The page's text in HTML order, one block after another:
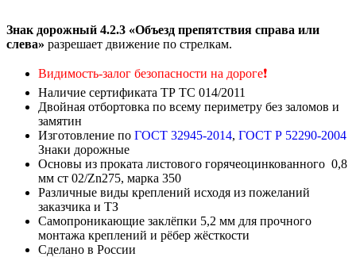
Знак дорожный 4.2.3 «Объезд препятствия справа или
слева» разрешает движение по стрелкам.
Видимость-залог безопасности на дороге❗
Наличие сертификата ТР ТС 014/2011
Двойная отбортовка по всему периметру без заломов и
замятин
Изготовление по ГОСТ 32945-2014, ГОСТ Р 52290-2004
Знаки дорожные
Основы из проката листового горячеоцинкованного 0,8
мм ст 02/Zn275, марка 350
Различные виды креплений исходя из пожеланий
заказчика и ТЗ
Самопроникающие заклёпки 5,2 мм для прочного
монтажа креплений и рёбер жёсткости
Сделано в России